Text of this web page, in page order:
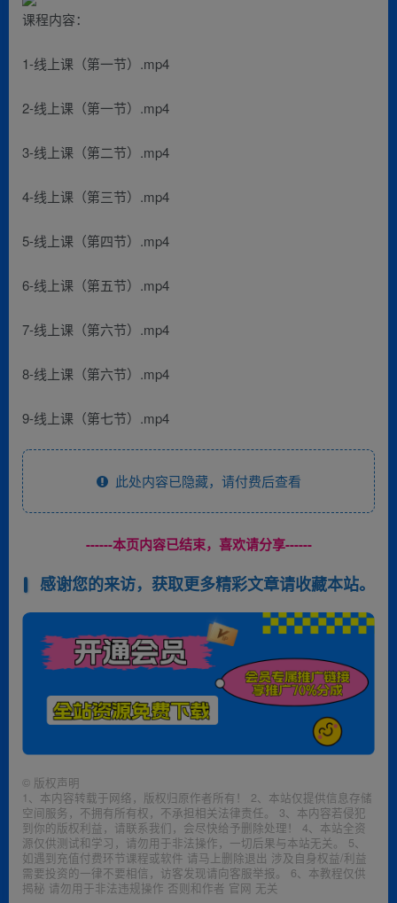
课程内容：
1-线上课（第一节）.mp4
2-线上课（第一节）.mp4
3-线上课（第二节）.mp4
4-线上课（第三节）.mp4
5-线上课（第四节）.mp4
6-线上课（第五节）.mp4
7-线上课（第六节）.mp4
8-线上课（第六节）.mp4
9-线上课（第七节）.mp4
此处内容已隐藏，请付费后查看
------本页内容已结束，喜欢请分享------
感谢您的来访，获取更多精彩文章请收藏本站。
© 版权声明
1、本内容转载于网络，版权归原作者所有！ 2、本站仅提供信息存储
空间服务，不拥有所有权，不承担相关法律责任。 3、本内容若侵犯
到你的版权利益，请联系我们，会尽快给予删除处理！ 4、本站全资
源仅供测试和学习，请勿用于非法操作，一切后果与本站无关。 5、
如遇到充值付费环节课程或软件 请马上删除退出 涉及自身权益/利益
需要投资的一律不要相信，访客发现请向客服举报。 6、本教程仅供
揭秘 请勿用于非法违规操作 否则和作者 官网 无关